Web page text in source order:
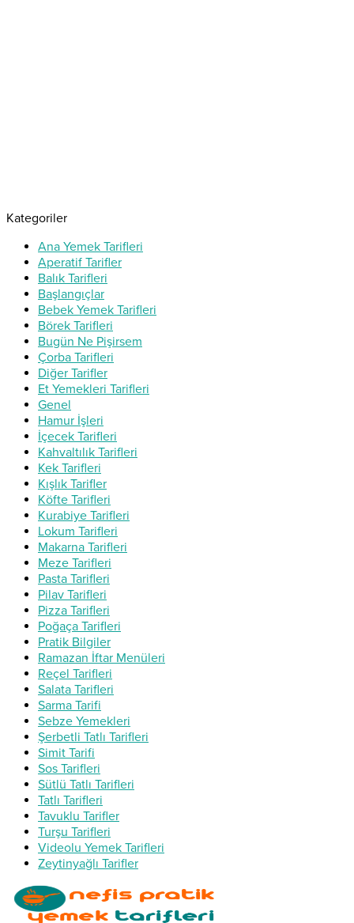
Kategoriler
Ana Yemek Tarifleri
Aperatif Tarifler
Balık Tarifleri
Başlangıçlar
Bebek Yemek Tarifleri
Börek Tarifleri
Bugün Ne Pişirsem
Çorba Tarifleri
Diğer Tarifler
Et Yemekleri Tarifleri
Genel
Hamur İşleri
İçecek Tarifleri
Kahvaltılık Tarifleri
Kek Tarifleri
Kışlık Tarifler
Köfte Tarifleri
Kurabiye Tarifleri
Lokum Tarifleri
Makarna Tarifleri
Meze Tarifleri
Pasta Tarifleri
Pilav Tarifleri
Pizza Tarifleri
Poğaça Tarifleri
Pratik Bilgiler
Ramazan İftar Menüleri
Reçel Tarifleri
Salata Tarifleri
Sarma Tarifi
Sebze Yemekleri
Şerbetli Tatlı Tarifleri
Simit Tarifi
Sos Tarifleri
Sütlü Tatlı Tarifleri
Tatlı Tarifleri
Tavuklu Tarifler
Turşu Tarifleri
Videolu Yemek Tarifleri
Zeytinyağlı Tarifler